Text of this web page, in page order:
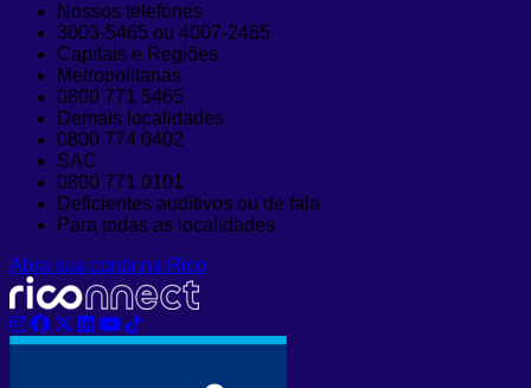
Nossos telefones
3003-5465 ou 4007-2465
Capitais e Regiões
Metropolitanas
0800 771 5465
Demais localidades
0800 774 0402
SAC
0800 771 0101
Deficientes auditivos ou de fala
Para todas as localidades
Abra sua conta na Rico